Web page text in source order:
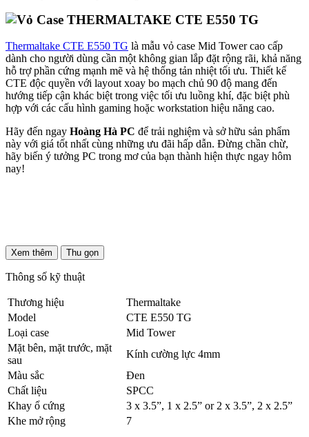
Thermaltake CTE E550 TG là mẫu vỏ case Mid Tower cao cấp
dành cho người dùng cần một không gian lắp đặt rộng rãi, khả năng
hỗ trợ phần cứng mạnh mẽ và hệ thống tản nhiệt tối ưu. Thiết kế
CTE độc quyền với layout xoay bo mạch chủ 90 độ mang đến
hướng tiếp cận khác biệt trong việc tối ưu luồng khí, đặc biệt phù
hợp với các cấu hình gaming hoặc workstation hiệu năng cao.
Hãy đến ngay Hoàng Hà PC để trải nghiệm và sở hữu sản phẩm
này với giá tốt nhất cùng những ưu đãi hấp dẫn. Đừng chần chừ,
hãy biến ý tưởng PC trong mơ của bạn thành hiện thực ngay hôm
nay!
Xem thêm Thu gọn
Thông số kỹ thuật
Thương hiệu
Thermaltake
Model
CTE E550 TG
Loại case
Mid Tower
Mặt bên, mặt trước, mặt
sau
Kính cường lực 4mm
Màu sắc
Đen
Chất liệu
SPCC
Khay ổ cứng
3 x 3.5”, 1 x 2.5” or 2 x 3.5”, 2 x 2.5”
Khe mở rộng
7